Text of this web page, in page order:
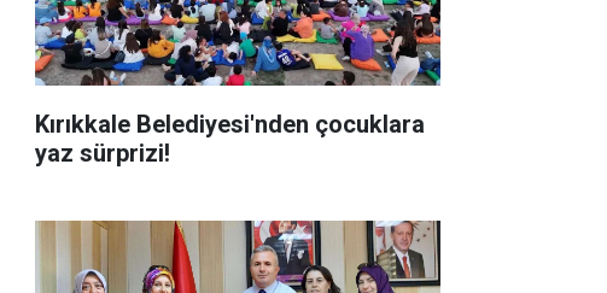
Kırıkkale Belediyesi'nden çocuklara
yaz sürprizi!